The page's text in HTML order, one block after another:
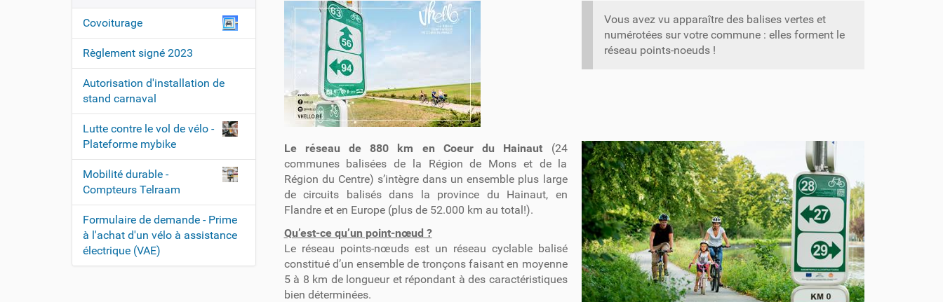
Vous avez vu apparaître des balises vertes et
numérotées sur votre commune : elles forment le
réseau points-noeuds !
Le réseau de 880 km en Coeur du Hainaut (24
communes balisées de la Région de Mons et de la
Région du Centre) s’intègre dans un ensemble plus large
de circuits balisés dans la province du Hainaut, en
Flandre et en Europe (plus de 52.000 km au total!).
Qu’est-ce qu’un point-nœud ?
Le réseau points-nœuds est un réseau cyclable balisé
constitué d’un ensemble de tronçons faisant en moyenne
5 à 8 km de longueur et répondant à des caractéristiques
bien déterminées.
Covoiturage
Règlement signé 2023
Autorisation d'installation de
stand carnaval
Lutte contre le vol de vélo -
Plateforme mybike
Mobilité durable -
Compteurs Telraam
Formulaire de demande - Prime
à l'achat d'un vélo à assistance
électrique (VAE)